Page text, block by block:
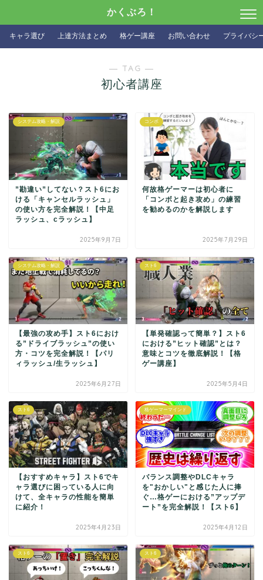
かくぶろ！
キャラ選び 上達方法まとめ 格ゲー講座 お問い合わせ プライバシ
― TAG ―
初心者講座
システム攻略・解説
”勘違い”してない？スト6にお
ける「キャンセルラッシュ」
の使い方を完全解説！【中足
ラッシュ、cラッシュ】
2025年9月7日
コンボ
何故格ゲーマーは初心者に
「コンボと起き攻め」の練習
を勧めるのかを解説します
2025年7月29日
システム攻略・解説
【最強の攻め手】スト6におけ
る”ドライブラッシュ”の使い
方・コツを完全解説！【パリ
ィラッシュ/生ラッシュ】
2025年6月27日
スト6
【単発確認って簡単？】スト6
における”ヒット確認”とは？
意味とコツを徹底解説！【格
ゲー講座】
2025年5月4日
スト6
【おすすめキャラ】スト6でキ
ャラ選びに困っている人に向
けて、全キャラの性能を簡単
に紹介！
2025年4月23日
格ゲーマーマインド
バランス調整やDLCキャラ
を"おかしい"と感じた人に捧
ぐ…格ゲーにおける”アップデ
ート”を完全解説！【スト6】
2025年4月12日
スト6 スト6